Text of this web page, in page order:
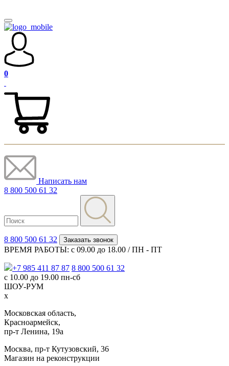
0
Написать нам
8 800 500 61 32
8 800 500 61 32 Заказать звонок
ВРЕМЯ РАБОТЫ: с 09.00 до 18.00 / ПН - ПТ
+7 985 411 87 87 8 800 500 61 32
с 10.00 до 19.00 пн-сб
ШОУ-РУМ
x
Московская область,
Красноармейск,
пр-т Ленина, 19а
Москва, пр-т Кутузовский, 36
Магазин на реконструкции